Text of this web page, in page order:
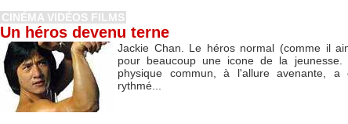
CINÉMA VIDÉOS FILMS
Un héros devenu terne
Jackie Chan. Le héros normal (comme il
pour beaucoup une icone de la
physique commun, à l'allure avenante, a
rythmé...